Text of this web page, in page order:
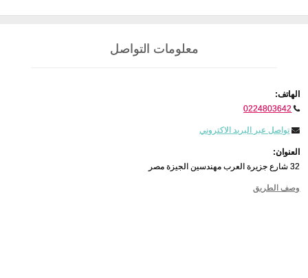
معلومات التواصل
الهاتف:
0224803642
تواصل عبر البريد الاكتروني
العنوان:
32 شارع جزيرة العرب مهندسين الجيزة مصر
وصف الطريق